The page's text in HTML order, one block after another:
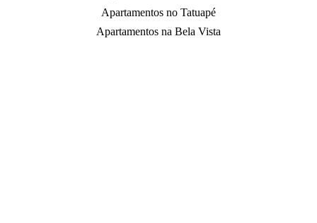
Apartamentos no Tatuapé
Apartamentos na Bela Vista